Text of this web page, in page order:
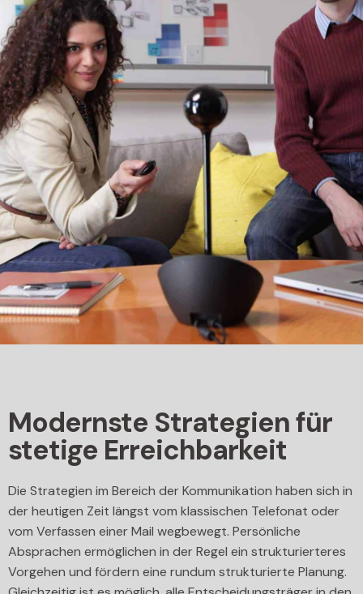
Modernste Strategien für
stetige Erreichbarkeit
Die Strategien im Bereich der Kommunikation haben sich in
der heutigen Zeit längst vom klassischen Telefonat oder
vom Verfassen einer Mail wegbewegt. Persönliche
Absprachen ermöglichen in der Regel ein strukturierteres
Vorgehen und fördern eine rundum strukturierte Planung.